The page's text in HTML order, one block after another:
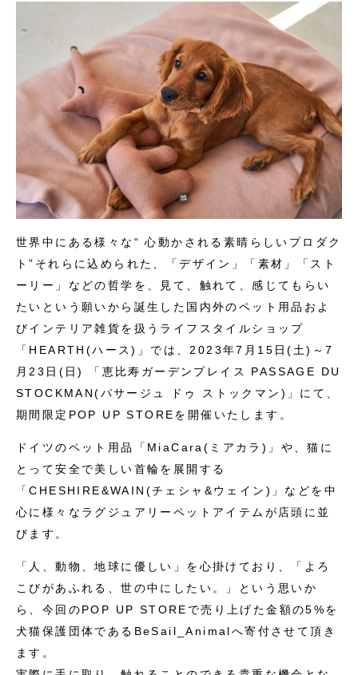
世界中にある様々な“ 心動かされる素晴らしいプロダク
ト”それらに込められた、「デザイン」「素材」「スト
ーリー」などの哲学を、見て、触れて、感じてもらい
たいという願いから誕生した国内外のペット用品およ
びインテリア雑貨を扱うライフスタイルショップ
「HEARTH(ハース)」では、2023年7月15日(土)～7
月23日(日) 「恵比寿ガーデンプレイス PASSAGE DU
STOCKMAN(パサージュ ドゥ ストックマン)」にて、
期間限定POP UP STOREを開催いたします。
ドイツのペット用品「MiaCara(ミアカラ)」や、猫に
とって安全で美しい首輪を展開する
「CHESHIRE&WAIN(チェシャ&ウェイン)」などを中
心に様々なラグジュアリーペットアイテムが店頭に並
びます。
「人、動物、地球に優しい」を心掛けており、「よろ
こびがあふれる、世の中にしたい。」という思いか
ら、今回のPOP UP STOREで売り上げた金額の5%を
犬猫保護団体であるBeSail_Animalへ寄付させて頂き
ます。